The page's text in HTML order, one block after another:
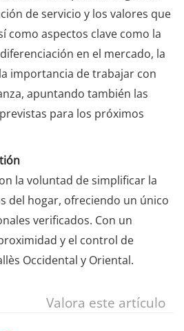
de servicio y los valores que
como aspectos clave como la
en el mercado, la
importancia de trabajar con
apuntando también las
para los próximos
la voluntad de simplificar la
del hogar, ofreciendo un único
verificados. Con un
y el control de
Occidental y Oriental.
Valora este artículo